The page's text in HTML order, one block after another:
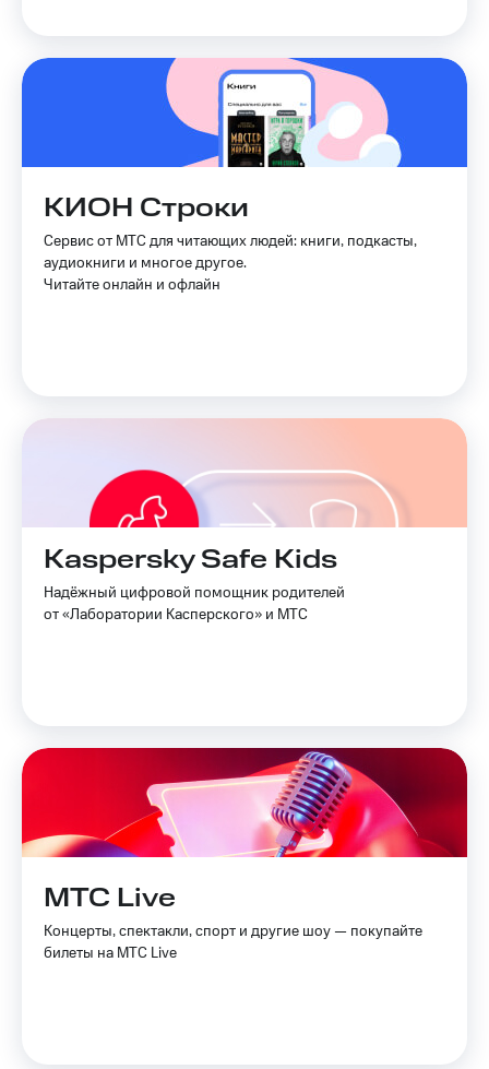
КИОН Строки
Сервис от МТС для читающих людей: книги, подкасты,
аудиокниги и многое другое.
Читайте онлайн и офлайн
Kaspersky Safe Kids
Надёжный цифровой помощник родителей
от «Лаборатории Касперского» и МТС
МТС Live
Концерты, спектакли, спорт и другие шоу — покупайте
билеты на МТС Live